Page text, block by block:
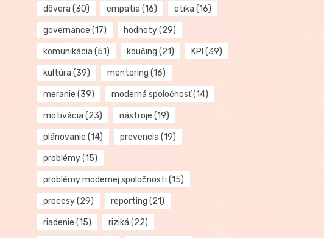
dôvera (30) empatia (16) etika (16)
governance (17) hodnoty(29)
komunikácia (51) koučing (21) KPI (39)
kultúra (39) mentoring (16)
meranie (39) moderná spoločnosť(14)
motivácia (23) nástroje (19)
plánovanie (14) prevencia (19)
problémy(15)
problémy modernej spoločnosti (15)
procesy(29) reporting (21)
riadenie (15) riziká (22)